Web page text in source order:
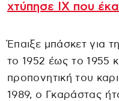
χτύπησε ΙΧ που
Έπαιξε μπάσκετ για
το 1952 έως το 1955
προπονητική του
1989, ο Γκαράστας